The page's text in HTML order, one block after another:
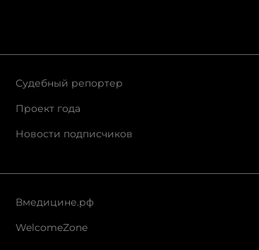
Судебный репортер
Проект года
Новости подписчиков
Вмедицине.рф
WelcomeZone